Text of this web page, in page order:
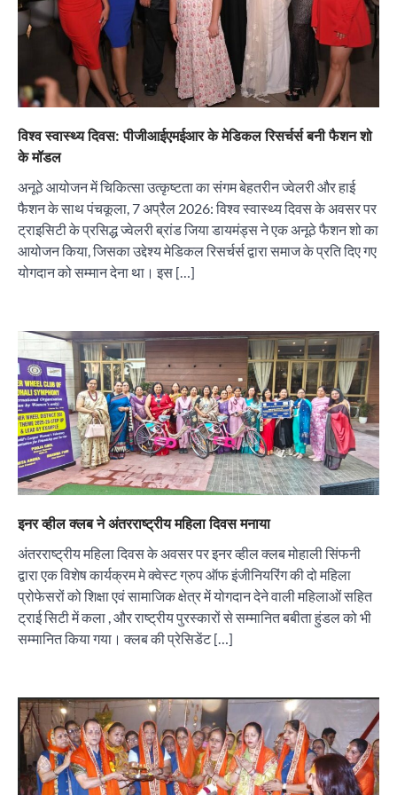
विश्व स्वास्थ्य दिवस: पीजीआईएमईआर के मेडिकल रिसर्चर्स बनी फैशन शो
के मॉडल
अनूठे आयोजन में चिकित्सा उत्कृष्टता का संगम बेहतरीन ज्वेलरी और हाई
फैशन के साथ पंचकूला, 7 अप्रैल 2026: विश्व स्वास्थ्य दिवस के अवसर पर
ट्राइसिटी के प्रसिद्ध ज्वेलरी ब्रांड जिया डायमंड्स ने एक अनूठे फैशन शो का
आयोजन किया, जिसका उद्देश्य मेडिकल रिसर्चर्स द्वारा समाज के प्रति दिए गए
योगदान को सम्मान देना था। इस […]
इनर व्हील क्लब ने अंतरराष्ट्रीय महिला दिवस मनाया
अंतरराष्ट्रीय महिला दिवस के अवसर पर इनर व्हील क्लब मोहाली सिंफनी
द्वारा एक विशेष कार्यक्रम मे क्वेस्ट ग्रुप ऑफ इंजीनियरिंग की दो महिला
प्रोफेसरों को शिक्षा एवं सामाजिक क्षेत्र में योगदान देने वाली महिलाओं सहित
ट्राई सिटी में कला , और राष्ट्रीय पुरस्कारों से सम्मानित बबीता हुंडल को भी
सम्मानित किया गया। क्लब की प्रेसिडेंट […]
“वोकल फॉर लोकल” से “लोकल टू ग्लोबल” की ओर भारत
का बढ़ता कदम, 12 से 15 अगस्त तक भारत मंडपम में होगा
भव्य भारत व्यापार महोत्सव : हरीश गर्ग